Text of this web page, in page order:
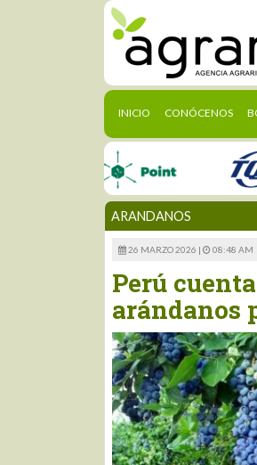
INICIO (CURRENT)
CONÓCENOS
ARANDANOS
26 MARZO 2026 | 08:48 AM
Perú
arándanos